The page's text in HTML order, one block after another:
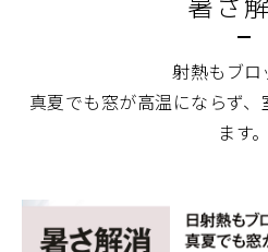
射熱もブロ
真夏でも窓が高温にならず
ます。